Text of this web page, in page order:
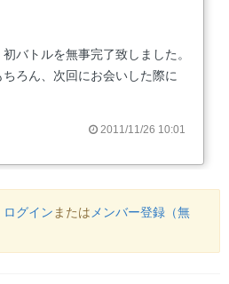
バトルを無事完了致しました。
ろん、次回にお会いした際に
2011/11/26 10:01
ログイン または メンバー登録（無